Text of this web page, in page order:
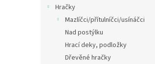
Hračky
Mazlíčci/přítulníčci/usínáčci
Nad postýlku
Hrací deky, podložky
Dřevěné hračky